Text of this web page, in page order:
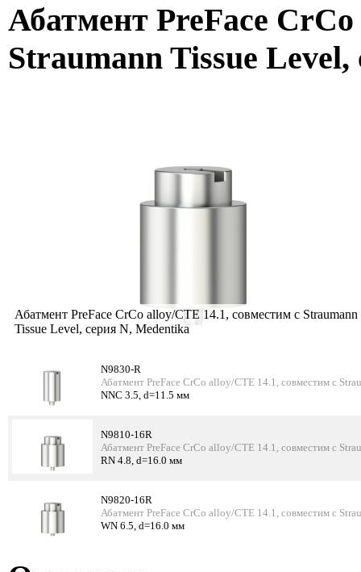
Абатмент PreFace
Straumann Tissue
Абатмент PreFace CrCo alloy/CTE 14.1, совместим с Straumann
Tissue Level, серия N, Medentika
N9830-R
Абатмент PreFace CrCo alloy/CTE 14.1, совместим с
NNC 3.5, d=11.5 мм
N9810-16R
Абатмент PreFace CrCo alloy/CTE 14.1, совместим с
RN 4.8, d=16.0 мм
N9820-16R
Абатмент PreFace CrCo alloy/CTE 14.1, совместим с
WN 6.5, d=16.0 мм